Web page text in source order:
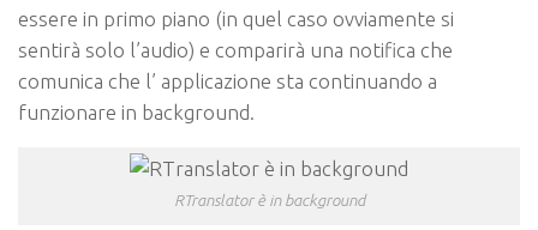
essere in primo piano (in quel caso ovviamente si
sentirà solo l’audio) e comparirà una notifica che
comunica che l’ applicazione sta continuando a
funzionare in background.
RTranslator è in background